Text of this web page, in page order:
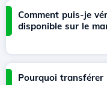
Comment puis-je
disponible sur le
Pourquoi transférer